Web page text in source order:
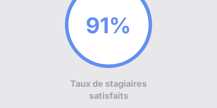
97%
Taux de stagiaires
satisfaits